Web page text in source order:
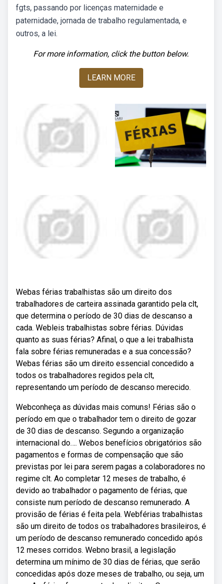
fgts, passando por licenças maternidade e
paternidade, jornada de trabalho regulamentada, e
outros, a lei.
For more information, click the button below.
LEARN MORE
Webas férias trabalhistas são um direito dos
trabalhadores de carteira assinada garantido pela clt,
que determina o período de 30 dias de descanso a
cada. Webleis trabalhistas sobre férias. Dúvidas
quanto as suas férias? Afinal, o que a lei trabalhista
fala sobre férias remuneradas e a sua concessão?
Webas férias são um direito essencial concedido a
todos os trabalhadores regidos pela clt,
representando um período de descanso merecido.
Webconheça as dúvidas mais comuns! Férias são o
período em que o trabalhador tem o direito de gozar
de 30 dias de descanso. Segundo a organização
internacional do…. Webos benefícios obrigatórios são
pagamentos e formas de compensação que são
previstas por lei para serem pagas a colaboradores no
regime clt. Ao completar 12 meses de trabalho, é
devido ao trabalhador o pagamento de férias, que
consiste num período de descanso remunerado. A
provisão de férias é feita pela. Webférias trabalhistas
são um direito de todos os trabalhadores brasileiros, é
um período de descanso remunerado concedido após
12 meses corridos. Webno brasil, a legislação
determina um mínimo de 30 dias de férias, que serão
concedidas após doze meses de trabalho, ou seja, um